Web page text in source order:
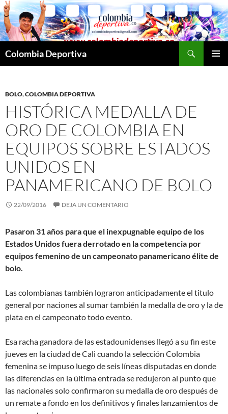
Saltar
al
contenido
Colombia Deportiva
BOLO,COLOMBIA DEPORTIVA
HISTÓRICA MEDALLA DE
ORO DE COLOMBIA EN
EQUIPOS SOBRE ESTADOS
UNIDOS EN
PANAMERICANO DE BOLO
22/09/2016 DEJA UN COMENTARIO
Pasaron 31 años para que el inexpugnable equipo de los
Estados Unidos fuera derrotado en la competencia por
equipos femenino de un campeonato panamericano élite de
bolo.
Las colombianas también lograron anticipadamente el titulo
general por naciones al sumar también la medalla de oro y la de
plata en el campeonato todo evento.
Esa racha ganadora de las estadounidenses llegó a su fin este
jueves en la ciudad de Cali cuando la selección Colombia
femenina se impuso luego de seis líneas disputadas en donde
las diferencias en la última entrada se redujeron al punto que
las nacionales solo confirmaron su medalla de oro después de
un remate a fondo en los definitivos y finales lanzamientos de